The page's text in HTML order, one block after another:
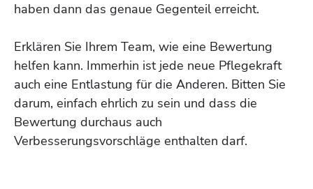
haben dann das genaue Gegenteil erreicht.
Erklären Sie Ihrem Team, wie eine Bewertung
helfen kann. Immerhin ist jede neue Pflegekraft
auch eine Entlastung für die Anderen. Bitten Sie
darum, einfach ehrlich zu sein und dass die
Bewertung durchaus auch
Verbesserungsvorschläge enthalten darf.